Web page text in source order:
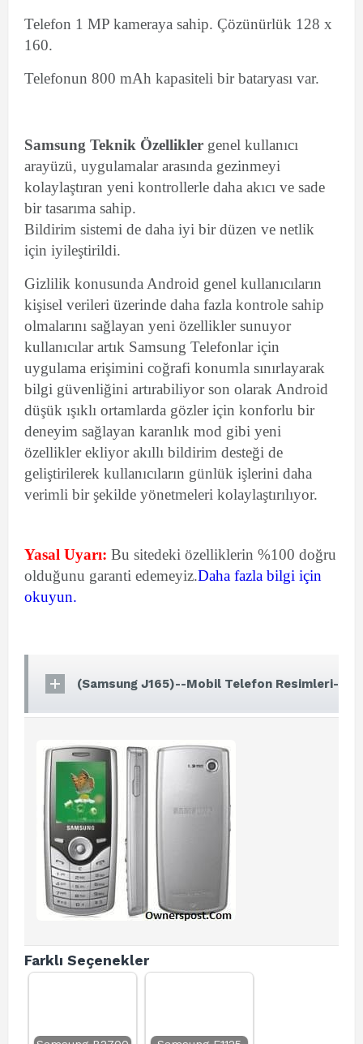
Telefon 1 MP kameraya sahip. Çözünürlük 128 x
160.
Telefonun 800 mAh kapasiteli bir bataryası var.
Samsung Teknik Özellikler genel kullanıcı
arayüzü, uygulamalar arasında gezinmeyi
kolaylaştıran yeni kontrollerle daha akıcı ve sade
bir tasarıma sahip.
Bildirim sistemi de daha iyi bir düzen ve netlik
için iyileştirildi.
Gizlilik konusunda Android genel kullanıcıların
kişisel verileri üzerinde daha fazla kontrole sahip
olmalarını sağlayan yeni özellikler sunuyor
kullanıcılar artık Samsung Telefonlar için
uygulama erişimini coğrafi konumla sınırlayarak
bilgi güvenliğini artırabiliyor son olarak Android
düşük ışıklı ortamlarda gözler için konforlu bir
deneyim sağlayan karanlık mod gibi yeni
özellikler ekliyor akıllı bildirim desteği de
geliştirilerek kullanıcıların günlük işlerini daha
verimli bir şekilde yönetmeleri kolaylaştırılıyor.
Yasal Uyarı: Bu sitedeki özelliklerin %100 doğru
olduğunu garanti edemeyiz.Daha fazla bilgi için
okuyun.
(Samsung J165)--Mobil Telefon Resimleri-
Farklı Seçenekler